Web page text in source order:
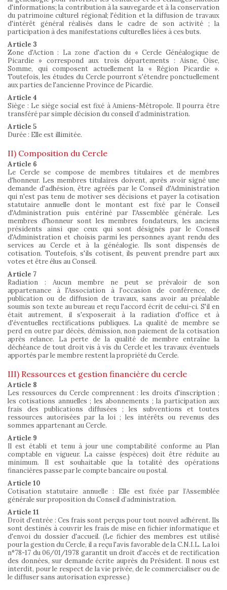
d'informations; la contribution à la sauvegarde et à la conservation
du patrimoine culturel régional; l'édition et la diffusion de travaux
d'intérêt général réalisés dans le cadre de son activité ; la
participation à des manifestations culturelles liées à ces buts.
Article 3
Zone d'Action : La zone d'action du « Cercle Généalogique de
Picardie » correspond aux trois départements : Aisne, Oise,
Somme, qui composent actuellement la « Région Picardie ».
Toutefois, les études du Cercle pourront s'étendre ponctuellement
aux parties de l'ancienne Province de Picardie.
Article 4
Siège : Le siège social est fixé à Amiens-Métropole. Il pourra être
transféré par simple décision du conseil d’administration.
Article 5
Durée : Elle est illimitée.
II) Composition du Cercle
Article 6
Le Cercle se compose de membres titulaires et de membres
d'honneur. Les membres titulaires doivent, après avoir signé une
demande d'adhésion, être agréés par le Conseil d'Administration
qui n'est pas tenu de motiver ses décisions et payer la cotisation
statutaire annuelle dont le montant est fixé par le Conseil
d'Administration puis entériné par l'Assemblée générale. Les
membres d'honneur sont les membres fondateurs, les anciens
présidents ainsi que ceux qui sont désignés par le Conseil
d'Administration et choisis parmi les personnes ayant rendu des
services au Cercle et à la généalogie. Ils sont dispensés de
cotisation. Toutefois, s'ils cotisent, ils peuvent prendre part aux
votes et être élus au Conseil.
Article 7
Radiation : Aucun membre ne peut se prévaloir de son
appartenance à l'Association à l'occasion de conférence, de
publication ou de diffusion de travaux, sans avoir au préalable
soumis son texte au bureau et reçu l'accord écrit de celui-ci. S'il en
était autrement, il s'exposerait à la radiation d'office et à
d'éventuelles rectifications publiques. La qualité de membre se
perd en outre par décès, démission, non paiement de la cotisation
après relance. La perte de la qualité de membre entraîne la
déchéance de tout droit vis à vis du Cercle et les travaux éventuels
apportés par le membre restent la propriété du Cercle.
III) Ressources et gestion financière du cercle
Article 8
Les ressources du Cercle comprennent : les droits d'inscription ;
les cotisations annuelles ; les abonnements ; la participation aux
frais des publications diffusées ; les subventions et toutes
ressources autorisées par la loi ; les intérêts ou revenus des
sommes appartenant au Cercle.
Article 9
Il est établi et tenu à jour une comptabilité conforme au Plan
comptable en vigueur. La caisse (espèces) doit être réduite au
minimum. Il est souhaitable que la totalité des opérations
financières passe par le compte bancaire ou postal.
Article 10
Cotisation statutaire annuelle : Elle est fixée par l’Assemblée
générale sur proposition du Conseil d’administration.
Article 11
Droit d'entrée : Ces frais sont perçus pour tout nouvel adhérent. Ils
sont destinés à couvrir les frais de mise en fichier informatique et
d'envoi du dossier d'accueil. (Le fichier des membres est utilisé
pour la gestion du Cercle, il a reçu l'avis favorable de la C.N.I.L. La loi
n°78-17 du 06/01/1978 garantit un droit d'accès et de rectification
des données, sur demande écrite auprès du Président. Il nous est
interdit, pour le respect de la vie privée, de le commercialiser ou de
le diffuser sans autorisation expresse.)